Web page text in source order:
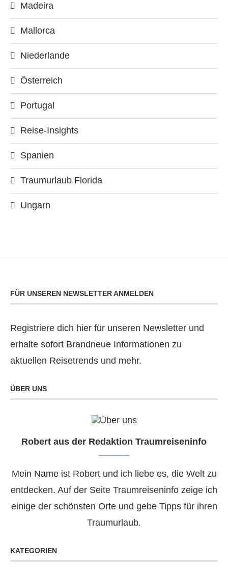
Madeira
Mallorca
Niederlande
Österreich
Portugal
Reise-Insights
Spanien
Traumurlaub Florida
Ungarn
FÜR UNSEREN NEWSLETTER ANMELDEN
Registriere dich hier für unseren Newsletter und
erhalte sofort Brandneue Informationen zu
aktuellen Reisetrends und mehr.
ÜBER UNS
Robert aus der Redaktion Traumreiseninfo
Mein Name ist Robert und ich liebe es, die Welt zu
entdecken. Auf der Seite Traumreiseninfo zeige ich
einige der schönsten Orte und gebe Tipps für ihren
Traumurlaub.
KATEGORIEN